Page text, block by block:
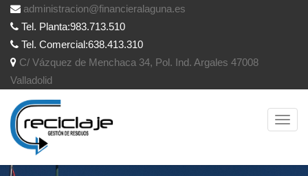
administracion@financieralaguna.es
Tel. Planta:983.713.510
Tel. Comercial:638.413.310
C/ Vázquez de Menchaca 34, Pol. Ind. Argales 47008
Valladolid